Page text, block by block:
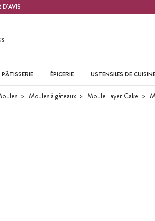
D'AVIS
PÂTISSERIE ÉPICERIE USTENSILES DE CUISINE
Moules à gâteaux Moule Layer Cake